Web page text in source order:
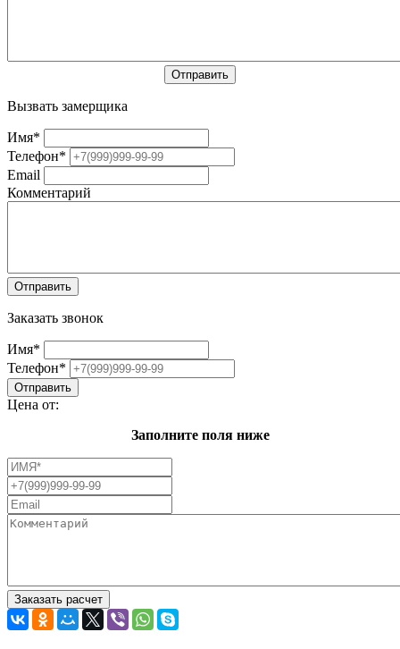
Вызвать замерщика
Имя*
Телефон*
Email
Комментарий
Заказать звонок
Имя*
Телефон*
Цена от:
Заполните поля ниже